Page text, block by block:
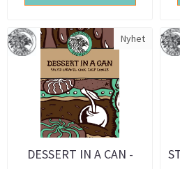
Nyhet
DESSERT IN A CAN -